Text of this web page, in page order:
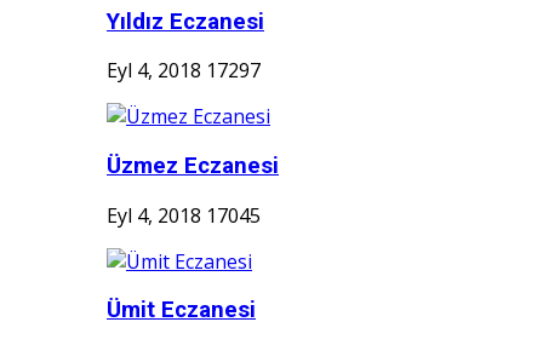
Yıldız Eczanesi
Eyl 4, 2018 17297
Üzmez Eczanesi
Eyl 4, 2018 17045
Ümit Eczanesi